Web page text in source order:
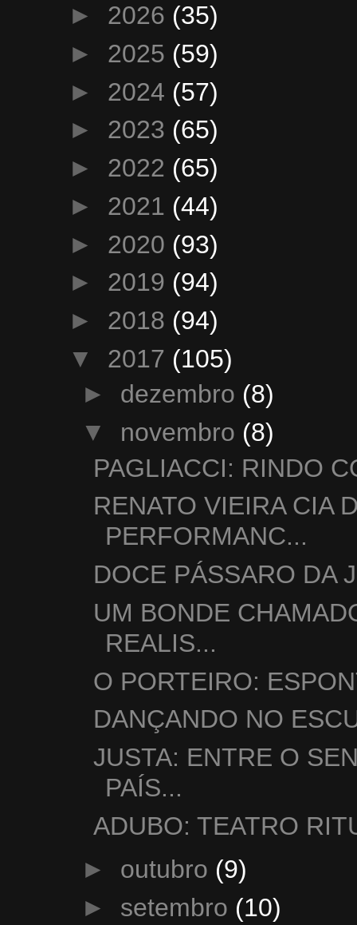
► 2026 (35)
► 2025 (59)
► 2024 (57)
► 2023 (65)
► 2022 (65)
► 2021 (44)
► 2020 (93)
► 2019 (94)
► 2018 (94)
▼ 2017 (105)
► dezembro (8)
▼ novembro (8)
PAGLIACCI: RINDO
RENATO VIEIRA CIA
PERFORMANC...
DOCE PÁSSARO DA
UM BONDE
REALIS...
O PORTEIRO:
DANÇANDO NO
JUSTA: ENTRE O
PAÍS...
ADUBO: TEATRO
► outubro (9)
► setembro (10)